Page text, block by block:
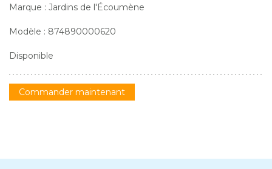
Marque : Jardins de l'Écoumène
Modèle : 874890000620
Disponible
Commander maintenant